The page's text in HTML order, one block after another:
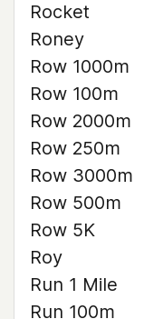
Rocket
Roney
Row 1000m
Row 100m
Row 2000m
Row 250m
Row 3000m
Row 500m
Row 5K
Roy
Run 1 Mile
Run 100m